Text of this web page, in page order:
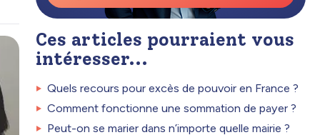
Ces articles pourraient vous
intéresser...
Quels recours pour excès de pouvoir en France ?
Comment fonctionne une sommation de payer ?
Peut-on se marier dans n’importe quelle mairie ?